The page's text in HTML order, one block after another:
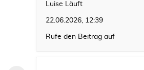
Luise Läuft
22.06.2026, 12:39
Rufe den Beitrag auf